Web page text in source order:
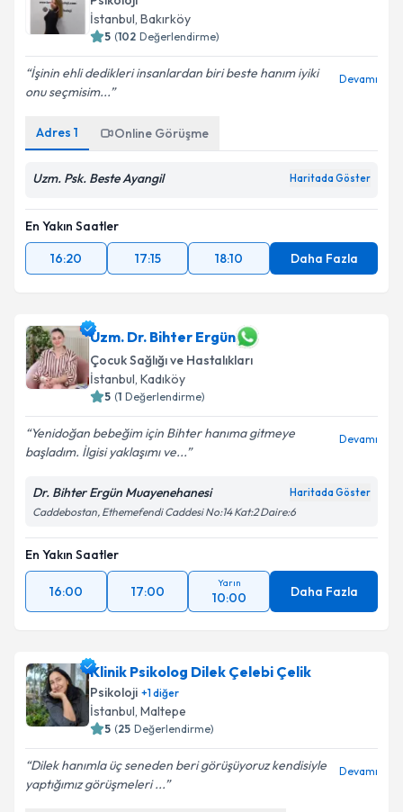
İstanbul, Bakırköy
5 (102 Değerlendirme)
İşinin ehli dedikleri insanlardan biri beste hanım iyiki
onu seçmisim...
Devamı
Adres 1 Online Görüşme
Uzm. Psk. Beste Ayangil Haritada Göster
En Yakın Saatler
16:20
17:15 18:10 Daha Fazla
Uzm. Dr. Bihter Ergün
Çocuk Sağlığı ve Hastalıkları
İstanbul, Kadıköy
5 (1 Değerlendirme)
Yenidoğan bebeğim için Bihter hanıma gitmeye
başladım. İlgisi yaklaşımı ve...
Devamı
Dr. Bihter Ergün Muayenehanesi Haritada Göster
Caddebostan, Ethemefendi Caddesi No:14 Kat:2 Daire:6
En Yakın Saatler
16:00 17:00
Yarın
10:00 Daha Fazla
Klinik Psikolog Dilek Çelebi Çelik
Psikoloji +1diğer
İstanbul, Maltepe
5 (25 Değerlendirme)
Dilek hanımla üç seneden beri görüşüyoruz kendisiyle
yaptığımız görüşmeleri ...
Devamı